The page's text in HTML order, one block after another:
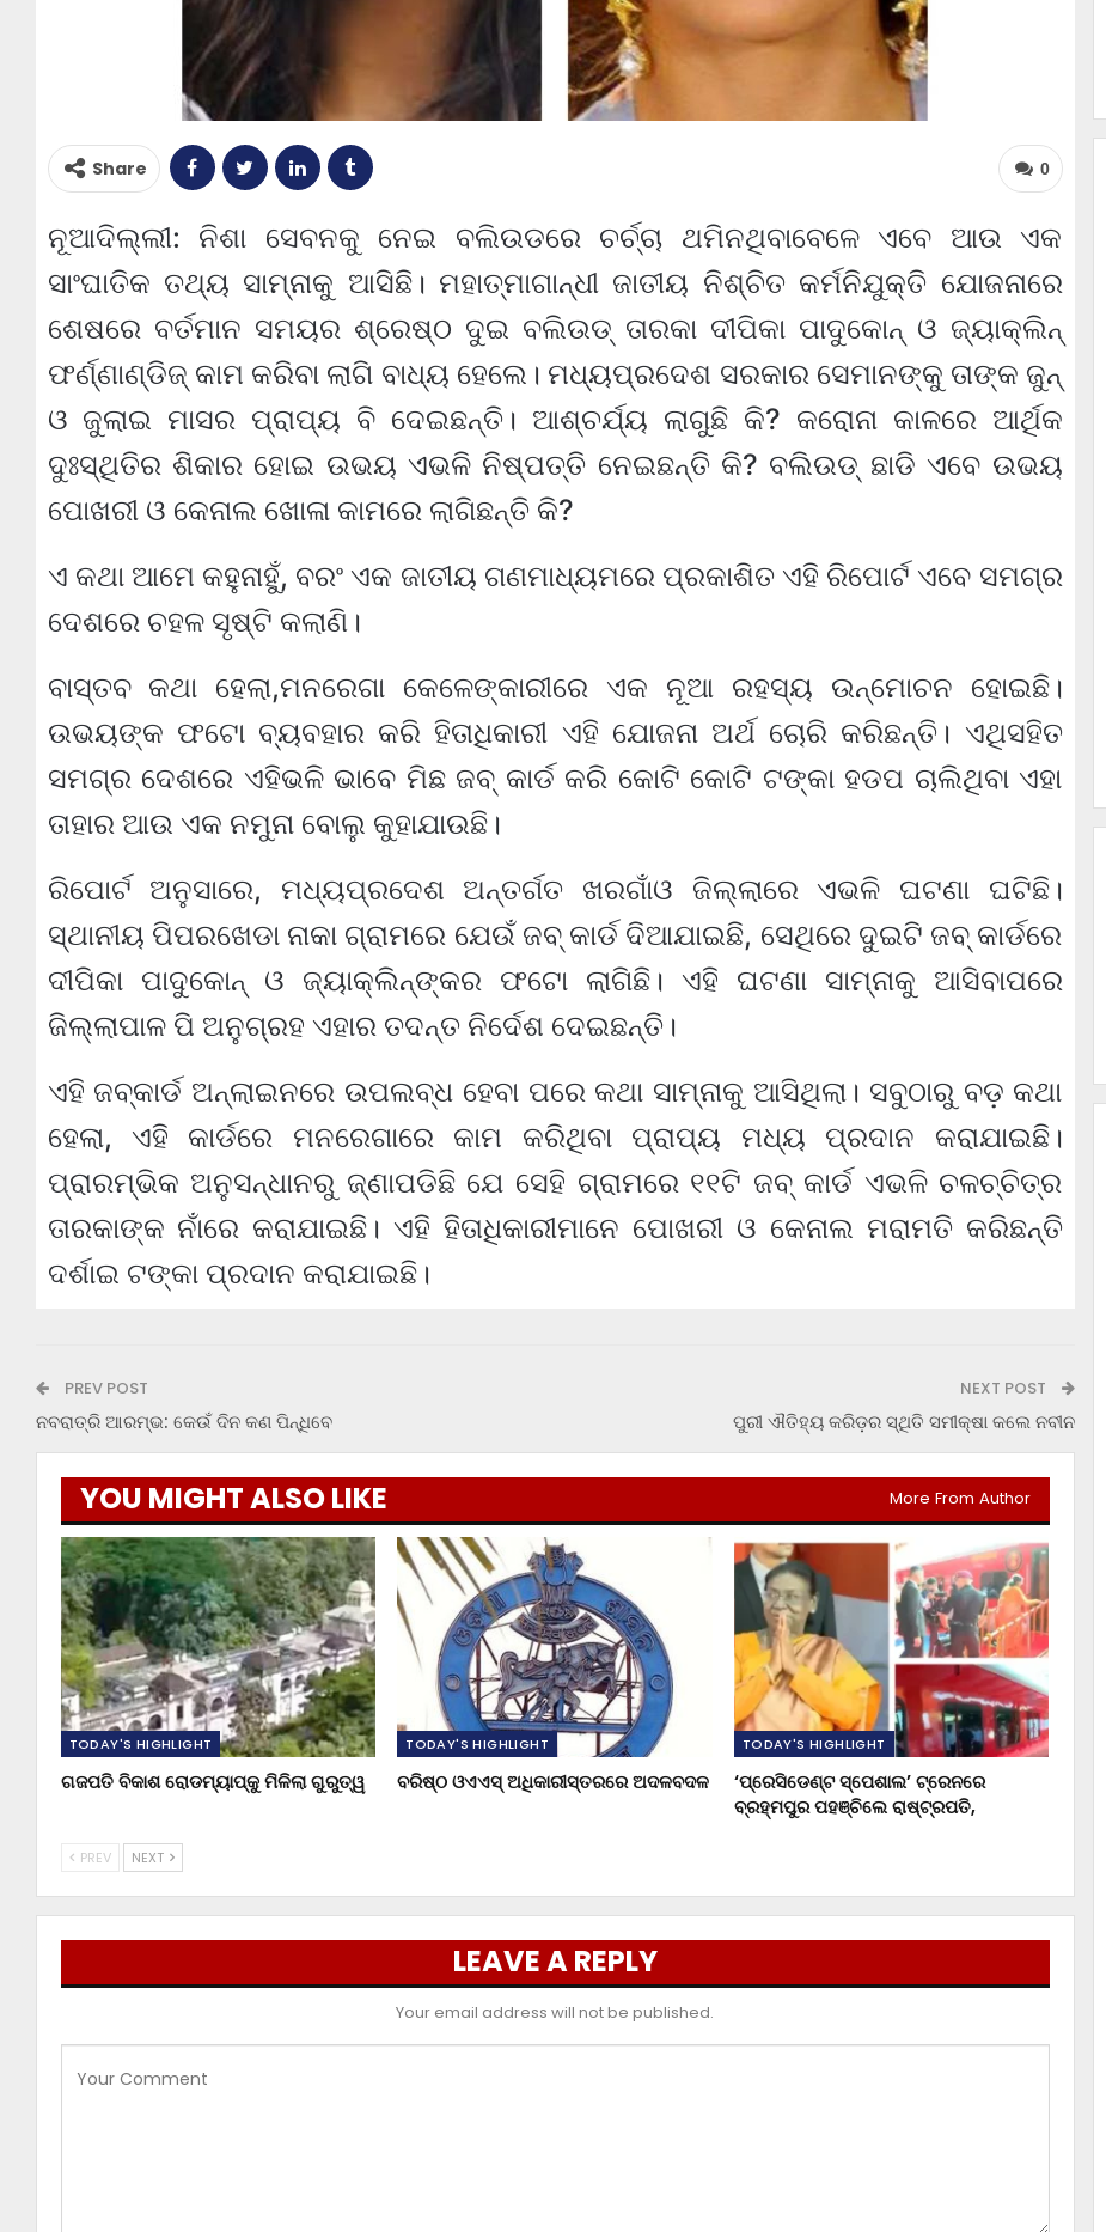
0
Share
ନୂଆଦିଲ୍ଲୀ: ନିଶା ସେବନକୁ ନେଇ ବଲିଉଡରେ ଚର୍ଚ୍ଚା ଥମିନଥିବାବେଳେ ଏବେ ଆଉ ଏକ
ସାଂଘାତିକ ତଥ୍ୟ ସାମ୍ନାକୁ ଆସିଛି। ମହାତ୍ମାଗାନ୍ଧୀ ଜାତୀୟ ନିଶ୍ଚିତ କର୍ମନିଯୁକ୍ତି ଯୋଜନାରେ
ଶେଷରେ ବର୍ତମାନ ସମୟର ଶ୍ରେଷ୍ଠ ଦୁଇ ବଲିଉଡ୍ ତାରକା ଦୀପିକା ପାଦୁକୋନ୍ ଓ ଜ୍ୟାକ୍‌ଲିନ୍
ଫର୍ଣ୍ଣାଣ୍ଡିଜ୍ କାମ କରିବା ଲାଗି ବାଧ୍ୟ ହେଲେ। ମଧ୍ୟପ୍ରଦେଶ ସରକାର ସେମାନଙ୍କୁ ତାଙ୍କ ଜୁନ୍
ଓ ଜୁଲାଇ ମାସର ପ୍ରାପ୍ୟ ବି ଦେଇଛନ୍ତି। ଆଶ୍ଚର୍ଯ୍ୟ ଲାଗୁଛି କି? କରୋନା କାଳରେ ଆର୍ଥିକ
ଦୁଃସ୍ଥିତିର ଶିକାର ହୋଇ ଉଭୟ ଏଭଳି ନିଷ୍ପତ୍ତି ନେଇଛନ୍ତି କି? ବଲିଉଡ୍ ଛାଡି ଏବେ ଉଭୟ
ପୋଖରୀ ଓ କେନାଲ ଖୋଳା କାମରେ ଲାଗିଛନ୍ତି କି?
ଏ କଥା ଆମେ କହୁନାହୁଁ, ବରଂ ଏକ ଜାତୀୟ ଗଣମାଧ୍ୟମରେ ପ୍ରକାଶିତ ଏହି ରିପୋର୍ଟ ଏବେ ସମଗ୍ର
ଦେଶରେ ଚହଳ ସୃଷ୍ଟି କଲାଣି।
ବାସ୍ତବ କଥା ହେଲା,ମନରେଗା କେଳେଙ୍କାରୀରେ ଏକ ନୂଆ ରହସ୍ୟ ଉନ୍ମୋଚନ ହୋଇଛି।
ଉଭୟଙ୍କ ଫଟୋ ବ୍ୟବହାର କରି ହିତାଧିକାରୀ ଏହି ଯୋଜନା ଅର୍ଥ ଚୋରି କରିଛନ୍ତି। ଏଥିସହିତ
ସମଗ୍ର ଦେଶରେ ଏହିଭଳି ଭାବେ ମିଛ ଜବ୍ କାର୍ଡ କରି କୋଟି କୋଟି ଟଙ୍କା ହଡପ ଚାଲିଥିବା ଏହା
ତାହାର ଆଉ ଏକ ନମୁନା ବୋଲୁ କୁହାଯାଉଛି।
ରିପୋର୍ଟ ଅନୁସାରେ, ମଧ୍ୟପ୍ରଦେଶ ଅନ୍ତର୍ଗତ ଖରଗାଁଓ ଜିଲ୍ଲାରେ ଏଭଳି ଘଟଣା ଘଟିଛି।
ସ୍ଥାନୀୟ ପିପରଖେଡା ନାକା ଗ୍ରାମରେ ଯେଉଁ ଜବ୍ କାର୍ଡ ଦିଆଯାଇଛି, ସେଥିରେ ଦୁଇଟି ଜବ୍ କାର୍ଡରେ
ଦୀପିକା ପାଦୁକୋନ୍ ଓ ଜ୍ୟାକ୍‌ଲିନ୍‌ଙ୍କର ଫଟୋ ଲାଗିଛି। ଏହି ଘଟଣା ସାମ୍ନାକୁ ଆସିବାପରେ
ଜିଲ୍ଲାପାଳ ପି ଅନୁଗ୍ରହ ଏହାର ତଦନ୍ତ ନିର୍ଦେଶ ଦେଇଛନ୍ତି।
ଏହି ଜବ୍‌କାର୍ଡ ଅନ୍‌ଲାଇନରେ ଉପଲବ୍ଧ ହେବା ପରେ କଥା ସାମ୍ନାକୁ ଆସିଥିଲା। ସବୁଠାରୁ ବଡ଼ କଥା
ହେଲା, ଏହି କାର୍ଡରେ ମନରେଗାରେ କାମ କରିଥିବା ପ୍ରାପ୍ୟ ମଧ୍ୟ ପ୍ରଦାନ କରାଯାଇଛି।
ପ୍ରାରମ୍ଭିକ ଅନୁସନ୍ଧାନରୁ ଜ୍‌ଣାପଡିଛି ଯେ ସେହି ଗ୍ରାମରେ ୧୧ଟି ଜବ୍‌ କାର୍ଡ ଏଭଳି ଚଳଚ୍ଚିତ୍ର
ତାରକାଙ୍କ ନାଁରେ କରାଯାଇଛି। ଏହି ହିତାଧିକାରୀମାନେ ପୋଖରୀ ଓ କେନାଲ ମରାମତି କରିଛନ୍ତି
ଦର୍ଶାଇ ଟଙ୍କା ପ୍ରଦାନ କରାଯାଇଛି।
PREV POST
ନବରାତ୍ରି ଆରମ୍ଭ: କେଉଁ ଦିନ କଣ ପିନ୍ଧିବେ
NEXT POST
ପୁରୀ ଐତିହ୍ୟ କରିଡ଼ର ସ୍ଥିତି ସମୀକ୍ଷା କଲେ ନବୀନ
YOU MIGHT ALSO LIKE More From Author
TODAY'S HIGHLIGHT
ଗଜପତି ବିକାଶ ରୋଡମ୍ୟାପ୍‌କୁ ମିଳିଲା ଗୁରୁତ୍ୱ
TODAY'S HIGHLIGHT
ବରିଷ୍ଠ ଓଏଏସ୍‌ ଅଧିକାରୀସ୍ତରରେ ଅଦଳବଦଳ
TODAY'S HIGHLIGHT
‘ପ୍ରେସିଡେଣ୍ଟ ସ୍ପେଶାଲ’ ଟ୍ରେନରେ
ବ୍ରହ୍ମପୁର ପହଞ୍ଚିଲେ ରାଷ୍ଟ୍ରପତି,
PREV NEXT
LEAVE A REPLY
Your email address will not be published.